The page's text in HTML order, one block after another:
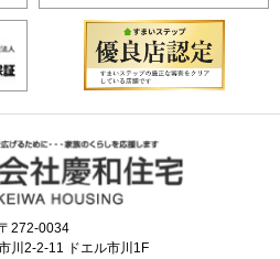
272-0034
川2-2-11 ドエル市川1F